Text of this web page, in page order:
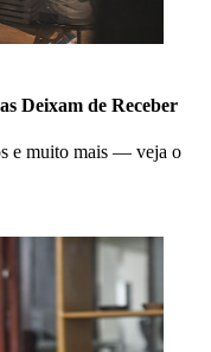
Deixam de Receber
e muito mais — veja o